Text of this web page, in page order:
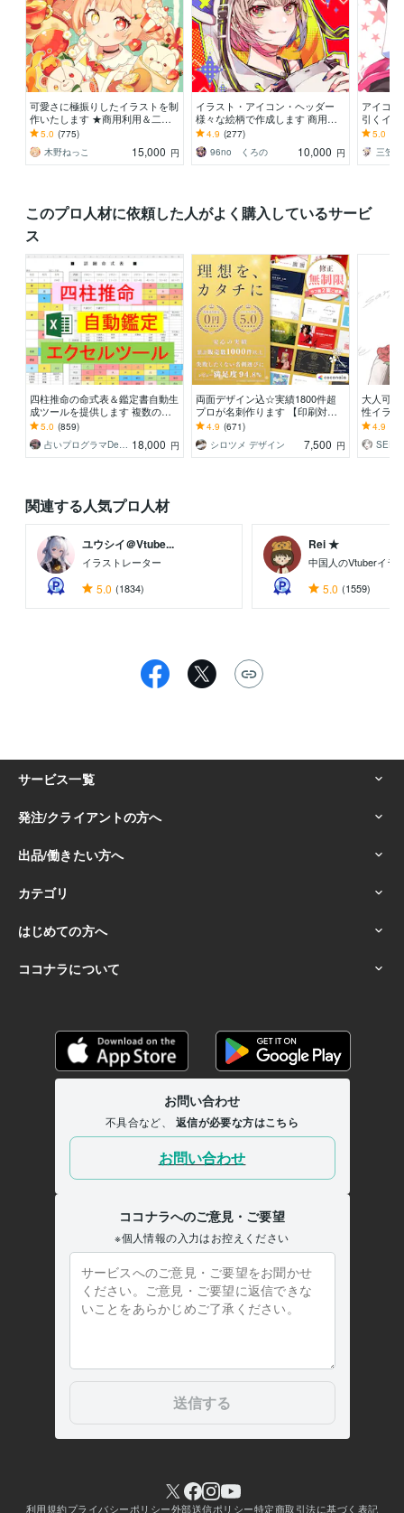
可愛さに極振りしたイラストを制
作いたします ★商用利用＆二次
利用込み！ミニキャラは小物２点
まで無料！★
5.0 (775)
木野ねっこ
15,000 円
イラスト・アイコン・ヘッダー
様々な絵柄で作成します 商用
可！似顔絵・ブログ・インスタ・
動画配信サムネ等用途様々！
4.9 (277)
96no くろの
10,000 円
アイコ
引くイ
ム、サム
5.0
三笠
このプロ人材に依頼した人がよく購入しているサービ
ス
四柱推命の命式表＆鑑定書自動生
成ツールを提供します 複数の流
派に対応し、大三合会局、天剋地
冲等も自動表示します
5.0 (859)
占いプログラマDeguchi 18,000 円
両面デザイン込☆実績1800件超
プロが名刺作ります 【印刷対応
可】周りと差がつくあなただけの
ハイクオリティ名刺
4.9 (671)
シロツメ デザイン
7,500 円
大人可
性イラ
をオシ
ラスト
4.9
関連する人気プロ人材
ユウシイ＠Vtube...
イラストレーター
5.0 (1834)
Rei ★
中国人のVtuberイラ
5.0 (1559)